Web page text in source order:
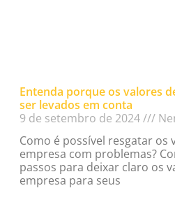
Entenda porque os valores
ser levados em conta
9 de setembro de 2024
Como é possível resgatar os
empresa com problemas?
passos para deixar claro os
empresa para seus